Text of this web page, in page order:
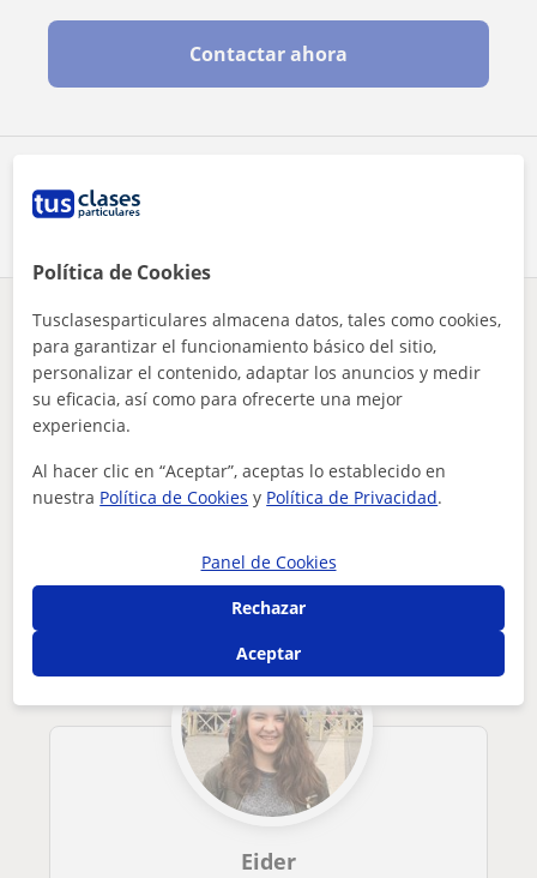
Contactar ahora
¿Hay algún error en este perfil?Cuéntanos
Tus clases particulares Repaso General
Gipuzkoa
Donostia-San Sebastián
estudiante de segundo de grado de maestra infantil, y titul...
Otros profesores de Repaso General en
Donostia-San Sebastián que pueden
Eider
Política de Cookies
Tusclasesparticulares almacena datos, tales como cookies,
para garantizar el funcionamiento básico del sitio,
personalizar el contenido, adaptar los anuncios y medir
su eficacia, así como para ofrecerte una mejor
experiencia.
Al hacer clic en “Aceptar”, aceptas lo establecido en
nuestra Política de Cookies y Política de Privacidad.
Panel de Cookies
Rechazar
Aceptar